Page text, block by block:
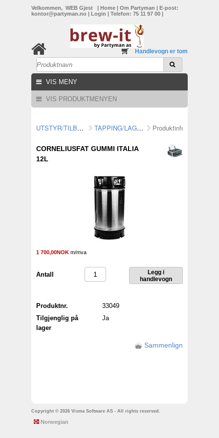
Velkommen, WEB Gjest | Home | Om Partyman | E-post:
kontor@partyman.no | Login | Telefon: 75 11 97 00 |
Handlevogn er tom
VIS MENY
VIS PRODUKTMENYEN
UTSTYR/TILBEHØR TAPPING/LAGRING Produktinformasjon
CORNELIUSFAT GUMMI ITALIA
12L
1 700,00NOK m/mva
Antall
Produktnr.
33049
Tilgjenglig på
lager
Ja
Sammenlign
Copyright © 2026 Visma Software AS - All rights reserved.
Norwegian